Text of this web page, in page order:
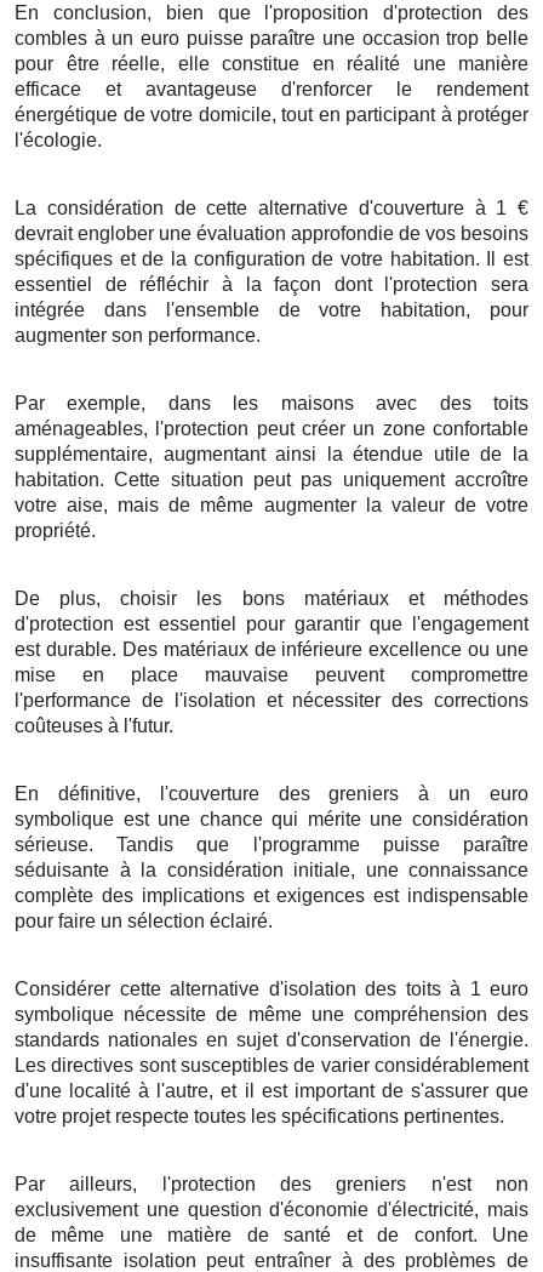
En conclusion, bien que l'proposition d'protection des
combles à un euro puisse paraître une occasion trop belle
pour être réelle, elle constitue en réalité une manière
efficace et avantageuse d'renforcer
le rendement
énergétique de votre domicile, tout en participantà protéger
l'écologie.
La considération de cette alternative d'couvertureà 1 €
devraitenglober une évaluation approfondie de vos besoins
spécifiques et de la configuration de votre habitation. Il est
essentiel
de réfléchir à lafaçon dont l'protection sera
intégrée dans l'ensemblede votre habitation, pour
augmenter son performance.
Par exemple, dans les maisonsavec destoits
aménageables, l'protection peutcréer un zone confortable
supplémentaire, augmentantainsi laétendue utilede la
habitation.Cette situation peut pas uniquement accroître
votreaise, maisde même augmenterla valeurde votre
propriété.
De plus,choisir les bons matériauxet méthodes
d'protection est essentiel pour garantir que l'engagement
est durable. Des matériauxde inférieure excellence ou une
mise en place
mauvaise peuvent compromettre
l'performance de l'isolation et nécessiter descorrections
coûteuses à l'futur.
En définitive, l'couverturedesgreniers à un
euro
symbolique est une chancequi mériteuneconsidération
sérieuse.Tandis que l'programmepuisse paraître
séduisante à la considération initiale, une connaissance
complète des implicationsetexigences est indispensable
pour faire un sélection éclairé.
Considérer cette alternative d'isolation des toitsà 1 euro
symbolique nécessite de mêmeune compréhension des
standards nationales en sujetd'conservation de l'énergie.
Lesdirectives sont susceptibles de varier considérablement
d'une localité à l'autre, et il est importantde s'assurerque
votre projetrespecte toutes les spécifications pertinentes.
Par ailleurs, l'protection desgreniers n'est non
exclusivementune question d'économie d'électricité, mais
de même une matière desanté et de confort. Une
insuffisante isolation peutentraîner à des problèmes de